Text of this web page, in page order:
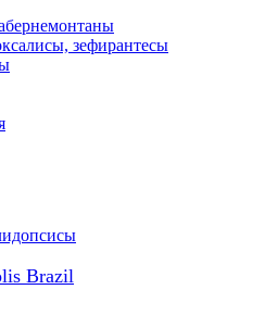
зефирантесы
Brazil